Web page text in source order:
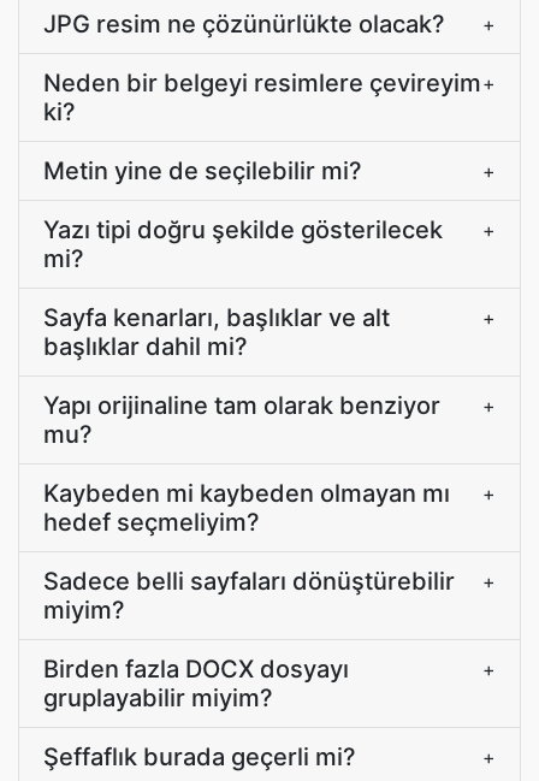
JPG resim ne çözünürlükte olacak? +
Neden bir belgeyi resimlere çevireyim
ki?
+
Metin yine de seçilebilir mi? +
Yazı tipi doğru şekilde gösterilecek
mi?
+
Sayfa kenarları, başlıklar ve alt
başlıklar dahil mi?
+
Yapı orijinaline tam olarak benziyor
mu?
+
Kaybeden mi kaybeden olmayan mı
hedef seçmeliyim?
+
Sadece belli sayfaları dönüştürebilir
miyim?
+
Birden fazla DOCX dosyayı
gruplayabilir miyim?
+
Şeffaflık burada geçerli mi? +